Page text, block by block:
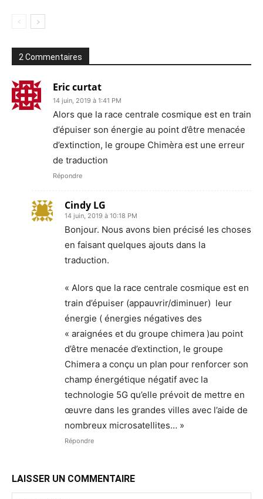
2 Commentaires
Eric curtat
14 juin, 2019 à 1:41 PM
Alors que la race centrale cosmique est en train
d’épuiser son énergie au point d’être menacée
d’extinction, le groupe Chimèra est une erreur
de traduction
Répondre
Cindy LG
14 juin, 2019 à 10:18 PM
Bonjour. Nous avons bien précisé les choses
en faisant quelques ajouts dans la
traduction.
« Alors que la race centrale cosmique est en
train d’épuiser (appauvrir/diminuer) leur
énergie ( énergies négatives des
« araignées et du groupe chimera )au point
d’être menacée d’extinction, le groupe
Chimera a conçu un plan pour renforcer son
champ énergétique négatif avec la
technologie 5G qu’elle prévoit de mettre en
œuvre dans les grandes villes avec l’aide de
nombreux microsatellites… »
Répondre
LAISSER UN COMMENTAIRE